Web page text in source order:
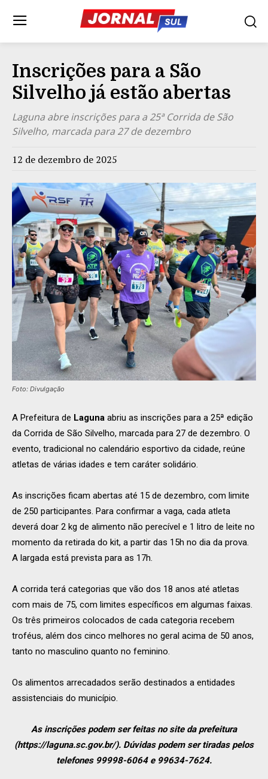
Inscrições para a São
Silvelho já estão abertas
Laguna abre inscrições para a 25ª Corrida de São
Silvelho, marcada para 27 de dezembro
12 de dezembro de 2025
Foto: Divulgação
A Prefeitura de Laguna abriu as inscrições para a 25ª edição
da Corrida de São Silvelho, marcada para 27 de dezembro. O
evento, tradicional no calendário esportivo da cidade, reúne
atletas de várias idades e tem caráter solidário.
As inscrições ficam abertas até 15 de dezembro, com limite
de 250 participantes. Para confirmar a vaga, cada atleta
deverá doar 2 kg de alimento não perecível e 1 litro de leite no
momento da retirada do kit, a partir das 15h no dia da prova.
A largada está prevista para as 17h.
A corrida terá categorias que vão dos 18 anos até atletas
com mais de 75, com limites específicos em algumas faixas.
Os três primeiros colocados de cada categoria recebem
troféus, além dos cinco melhores no geral acima de 50 anos,
tanto no masculino quanto no feminino.
Os alimentos arrecadados serão destinados a entidades
assistenciais do município.
As inscrições podem ser feitas no site da prefeitura
(https://laguna.sc.gov.br/). Dúvidas podem ser tiradas pelos
telefones 99998-6064 e 99634-7624.